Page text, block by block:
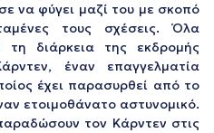
να φύγει μαζί του με σκοπό
τους σχέσεις. Όλα
τη διάρκεια της εκδρομής
έναν επαγγελματία
έχει παρασυρθεί από το
ετοιμοθάνατο αστυνομικό.
τον Κάρντεν στις